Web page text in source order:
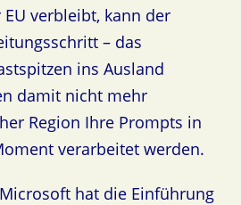
verbleibt, kann der
– das
ins Ausland
damit nicht mehr
Region Ihre Prompts in
verarbeitet werden.
hat die Einführung